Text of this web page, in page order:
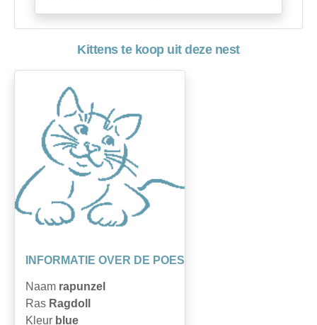
Kittens te koop uit deze nest
INFORMATIE OVER DE POES
Naam rapunzel
Ras Ragdoll
Kleur blue